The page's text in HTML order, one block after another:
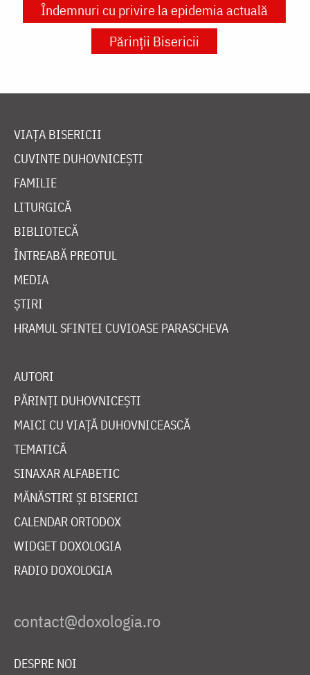
Îndemnuri cu privire la epidemia actuală
Părinții Bisericii
VIAȚA BISERICII
CUVINTE DUHOVNICEȘTI
FAMILIE
LITURGICĂ
BIBLIOTECĂ
ÎNTREABĂ PREOTUL
MEDIA
ȘTIRI
HRAMUL SFINTEI CUVIOASE PARASCHEVA
AUTORI
PĂRINȚI DUHOVNICEȘTI
MAICI CU VIAȚĂ DUHOVNICEASCĂ
TEMATICĂ
SINAXAR ALFABETIC
MĂNĂSTIRI ȘI BISERICI
CALENDAR ORTODOX
WIDGET DOXOLOGIA
RADIO DOXOLOGIA
DESPRE NOI